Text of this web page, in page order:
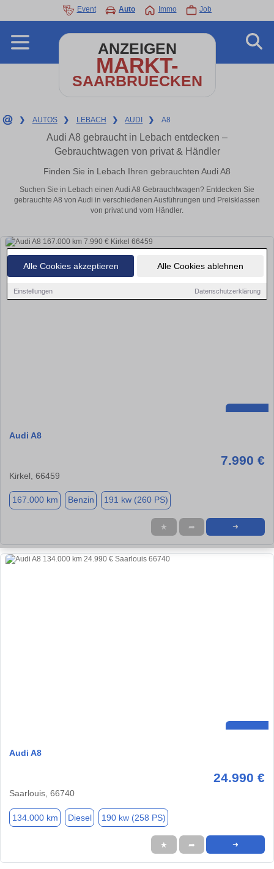
Alle Cookies akzeptieren Alle Cookies ablehnen
Einstellungen Datenschutzerklärung
Event Auto Immo Job
ANZEIGEN
MARKT-
SAARBRUECKEN
❯ AUTOS ❯ LEBACH ❯ AUDI ❯ A8
Audi A8 gebraucht in Lebach entdecken –
Gebrauchtwagen von privat & Händler
Finden Sie in Lebach Ihren gebrauchten Audi A8
Suchen Sie in Lebach einen Audi A8 Gebrauchtwagen? Entdecken Sie
gebrauchte A8 von Audi in verschiedenen Ausführungen und Preisklassen
von privat und vom Händler.
Audi A8
7.990 €
Kirkel, 66459
167.000 km Benzin 191 kw (260 PS)
★ ➦ ➜
Audi A8
24.990 €
Saarlouis, 66740
134.000 km Diesel 190 kw (258 PS)
★ ➦ ➜